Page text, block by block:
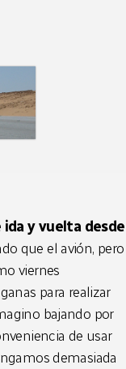
ida y vuelta desde
que el avión, pero
viernes
para realizar
bajando por
de usar
demasiada